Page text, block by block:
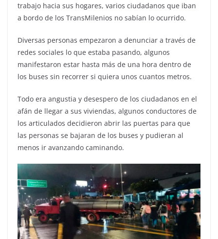
trabajo hacia sus hogares, varios ciudadanos que iban
a bordo de los TransMilenios no sabían lo ocurrido.
Diversas personas empezaron a denunciar a través de
redes sociales lo que estaba pasando, algunos
manifestaron estar hasta más de una hora dentro de
los buses sin recorrer si quiera unos cuantos metros.
Todo era angustia y desespero de los ciudadanos en el
afán de llegar a sus viviendas, algunos conductores de
los articulados decidieron abrir las puertas para que
las personas se bajaran de los buses y pudieran al
menos ir avanzando caminando.